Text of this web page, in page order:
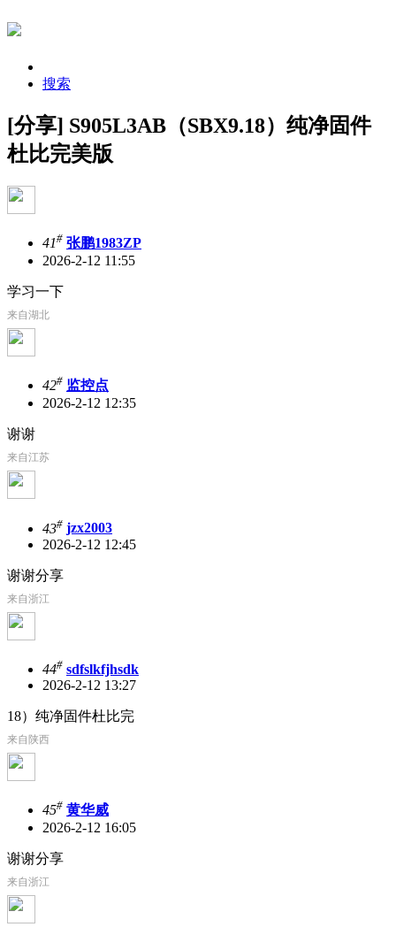
搜索
[分享] S905L3AB（SBX9.18）纯净固件
杜比完美版
41# 张鹏1983ZP
2026-2-12 11:55
学习一下
来自湖北
42# 监控点
2026-2-12 12:35
谢谢
来自江苏
43# jzx2003
2026-2-12 12:45
谢谢分享
来自浙江
44# sdfslkfjhsdk
2026-2-12 13:27
18）纯净固件杜比完
来自陕西
45# 黄华威
2026-2-12 16:05
谢谢分享
来自浙江